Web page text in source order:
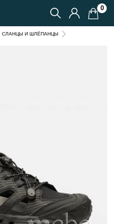
0
СЛАНЦЫ И ШЛЁПАНЦЫ